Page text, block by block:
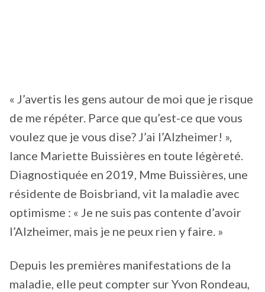
« J’avertis les gens autour de moi que je risque
de me répéter. Parce que qu’est-ce que vous
voulez que je vous dise? J’ai l’Alzheimer! »,
lance Mariette Buissières en toute légèreté.
Diagnostiquée en 2019, Mme Buissières, une
résidente de Boisbriand, vit la maladie avec
optimisme : « Je ne suis pas contente d’avoir
l’Alzheimer, mais je ne peux rien y faire. »
Depuis les premières manifestations de la
maladie, elle peut compter sur Yvon Rondeau,